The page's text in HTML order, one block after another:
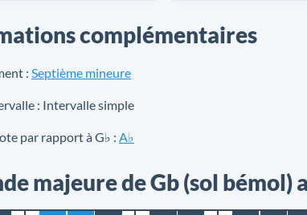
complémentaires
: Septième mineure
: Intervalle simple
par rapport à G♭ : A♭
majeure de Gb (sol bémol)